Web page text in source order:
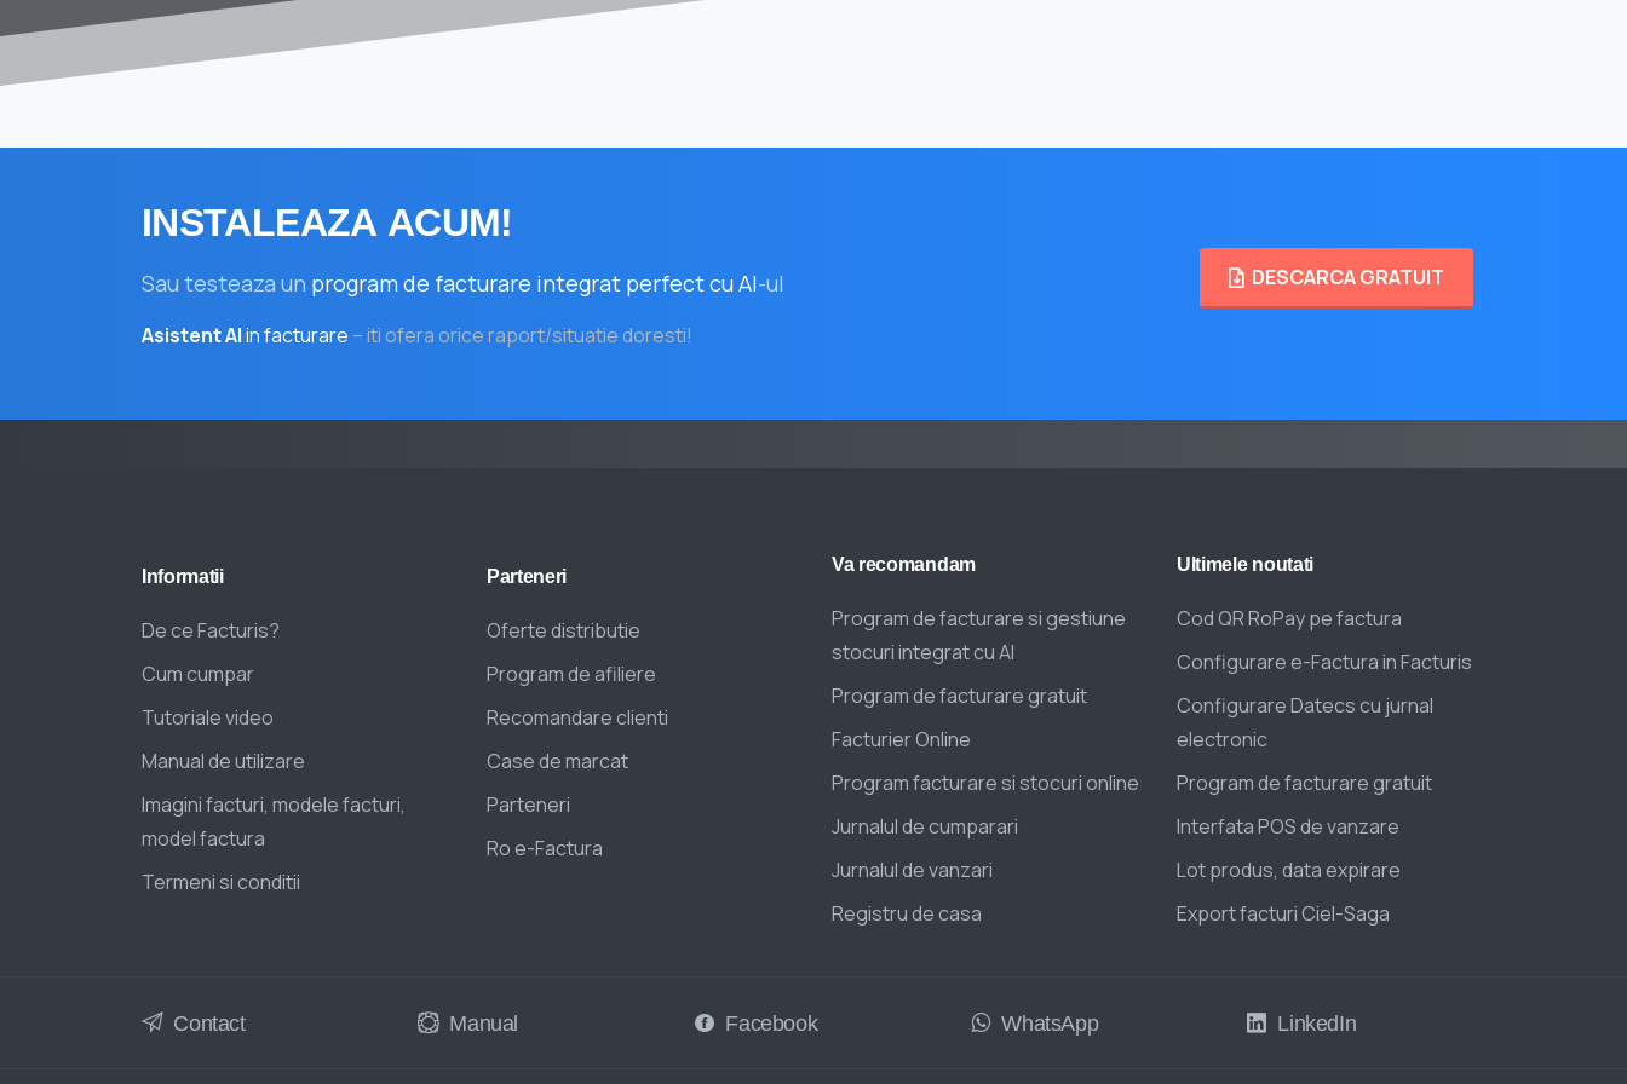
INSTALEAZA ACUM!
Sau testeaza un program de facturare integrat perfect cu AI-ul
Asistent AIin facturare – iti ofera orice raport/situatie doresti!
DESCARCA GRATUIT
Informatii
De ce Facturis?
Cum cumpar
Tutoriale video
Manual de utilizare
Imagini facturi, modele facturi,
model factura
Termeni si conditii
Parteneri
Oferte distributie
Program de afiliere
Recomandare clienti
Case de marcat
Parteneri
Ro e-Factura
Va recomandam
Program de facturare si gestiune
stocuri integrat cu AI
Program de facturare gratuit
Facturier Online
Program facturare si stocuri online
Jurnalul de cumparari
Jurnalul de vanzari
Registru de casa
Ultimele noutati
Cod QR RoPay pe factura
Configurare e-Factura in Facturis
Configurare Datecs cu jurnal
electronic
Program de facturare gratuit
Interfata POS de vanzare
Lot produs, data expirare
Export facturi Ciel-Saga
Contact Manual Facebook WhatsApp LinkedIn